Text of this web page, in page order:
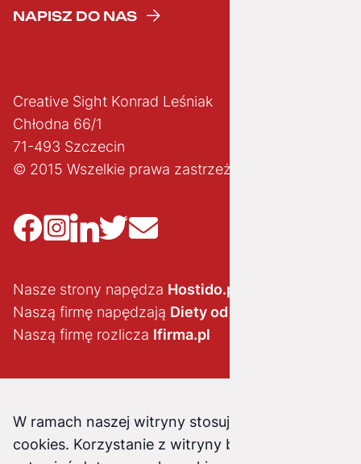
NAPISZ DO NAS
Creative Sight Konrad Leśniak
Chłodna 66/1
71-493 Szczecin
© 2015 Wszelkie prawa zastrzeżone
Nasze strony napędza Hostido.pl
Naszą firmę napędzają Diety od brokuła
Naszą firmę rozlicza Ifirma.pl
W ramach naszej witryny stosujemy pliki
cookies. Korzystanie z witryny bez zmiany